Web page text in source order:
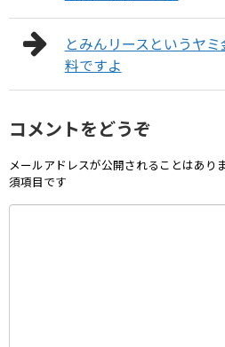
とみんリースというヤ
料ですよ
コメントをどうぞ
メールアドレスが公開されることはあり
須項目です